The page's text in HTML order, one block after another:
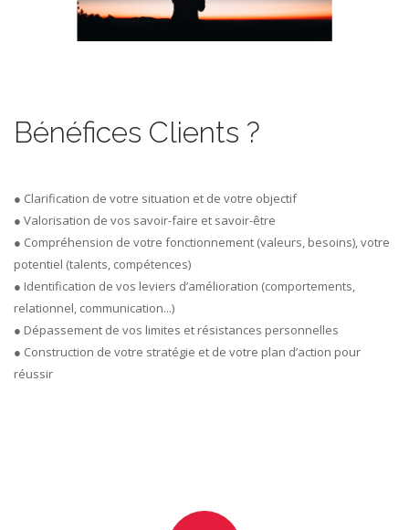
Bénéfices Clients ?
● Clarification de votre situation et de votre objectif
● Valorisation de vos savoir-faire et savoir-être
● Compréhension de votre fonctionnement (valeurs, besoins), votre
potentiel (talents, compétences)
● Identification de vos leviers d’amélioration (comportements,
relationnel, communication...)
● Dépassement de vos limites et résistances personnelles
● Construction de votre stratégie et de votre plan d’action pour
réussir